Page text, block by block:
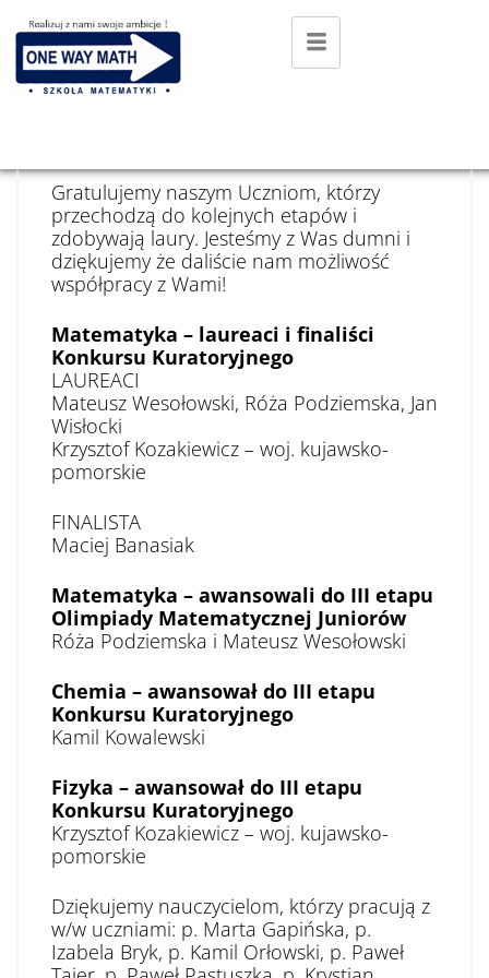
Gratulujemy naszym Uczniom, którzy
przechodzą do kolejnych etapów i
zdobywają laury. Jesteśmy z Was dumni i
dziękujemy że daliście nam możliwość
współpracy z Wami!
Matematyka – laureaci i finaliści
Konkursu Kuratoryjnego
LAUREACI
Mateusz Wesołowski, Róża Podziemska, Jan
Wisłocki
Krzysztof Kozakiewicz – woj. kujawsko-
pomorskie
FINALISTA
Maciej Banasiak
Matematyka – awansowali do III etapu
Olimpiady Matematycznej Juniorów
Róża Podziemska i Mateusz Wesołowski
Chemia – awansował do III etapu
Konkursu Kuratoryjnego
Kamil Kowalewski
Fizyka – awansował do III etapu
Konkursu Kuratoryjnego
Krzysztof Kozakiewicz – woj. kujawsko-
pomorskie
Dziękujemy nauczycielom, którzy pracują z
w/w uczniami: p. Marta Gapińska, p.
Izabela Bryk, p. Kamil Orłowski, p. Paweł